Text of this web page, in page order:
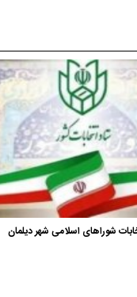
شوراهای اسلامی شهر دیلمان